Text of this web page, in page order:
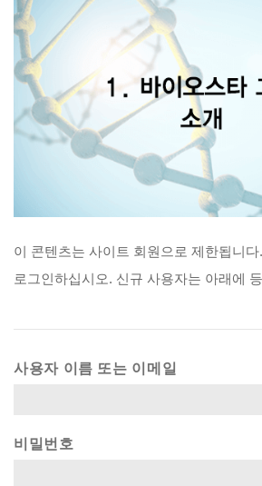
이 콘텐츠는 사이트 회원으로 제한됩니다.
로그인하십시오. 신규 사용자는 아래에
사용자 이름 또는 이메일
비밀번호